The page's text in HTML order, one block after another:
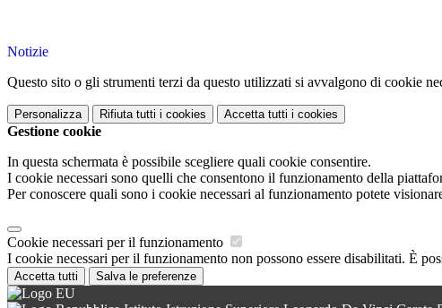
Notizie
Questo sito o gli strumenti terzi da questo utilizzati si avvalgono di cookie
Personalizza Rifiuta tutti i cookies Accetta tutti i cookies
Gestione cookie
In questa schermata è possibile scegliere quali cookie consentire.
I cookie necessari sono quelli che consentono il funzionamento della
Per conoscere quali sono i cookie necessari al funzionamento potete
Cookie necessari per il funzionamento
I cookie necessari per il funzionamento non possono essere disabilitati. È
Accetta tutti Salva le preferenze